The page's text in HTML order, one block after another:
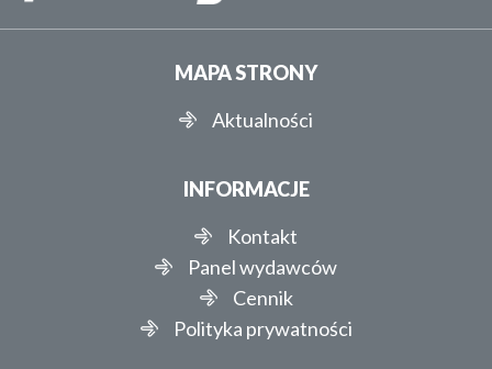
MAPA STRONY
Aktualności
INFORMACJE
Kontakt
Panel wydawców
Cennik
Polityka prywatności